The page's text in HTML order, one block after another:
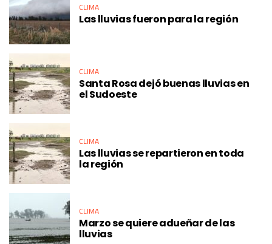
CLIMA
Las lluvias fueron para la región
CLIMA
Santa Rosa dejó buenas lluvias en
el Sudoeste
CLIMA
Las lluvias se repartieron en toda
la región
CLIMA
Marzo se quiere adueñar de las
lluvias